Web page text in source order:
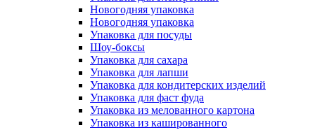
Новогодняя упаковка
Новогодняя упаковка
Упаковка для посуды
Шоу-боксы
Упаковка для сахара
Упаковка для лапши
Упаковка для кондитерских изделий
Упаковка для фаст фуда
Упаковка из мелованного картона
Упаковка из кашированного